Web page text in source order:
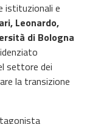
istituzionali e
Leonardo,
di Bologna
settore dei
la transizione